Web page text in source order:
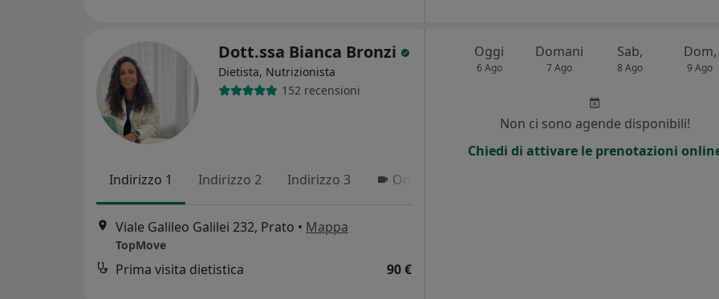
Dott.ssa Bianca Bronzi
Dietista, Nutrizionista
152 recensioni
Indirizzo 1 Indirizzo 2 Indirizzo 3 Online
Viale Galileo Galilei 232, Prato • Mappa
TopMove
Prima visita dietistica 90 €
Oggi
6 Ago
Domani
7 Ago
Sab,
8 Ago
Dom,
9 Ago
Non ci sono agende disponibili!
Chiedi di attivare le prenotazioni